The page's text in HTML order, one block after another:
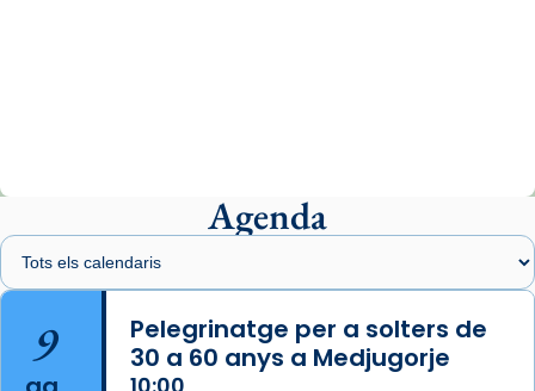
presidit aquest 27 de juliol la missa de Les
Santes de Mataró.
🔗
📸 J. Merino
Photo
Agenda
9
Pelegrinatge per a solters de
30 a 60 anys a Medjugorje